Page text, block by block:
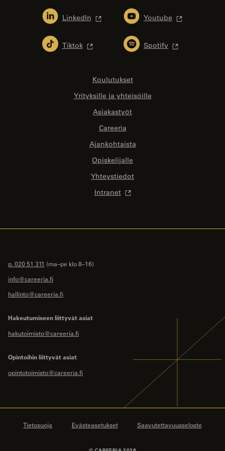
LinkedIn Youtube
Tiktok Spotify
Koulutukset
Yrityksille ja yhteisöille
Asiakastyöt
Careeria
Ajankohtaista
Opiskelijalle
Yhteystiedot
Intranet
p. 020 51 311 (ma–pe klo 8–16)
info@careeria.fi
hallinto@careeria.fi
Hakeutumiseen liittyvät asiat
hakutoimisto@careeria.fi
Opintoihin liittyvät asiat
opintotoimisto@careeria.fi
Tietosuoja Evästeasetukset Saavutettavuusseloste